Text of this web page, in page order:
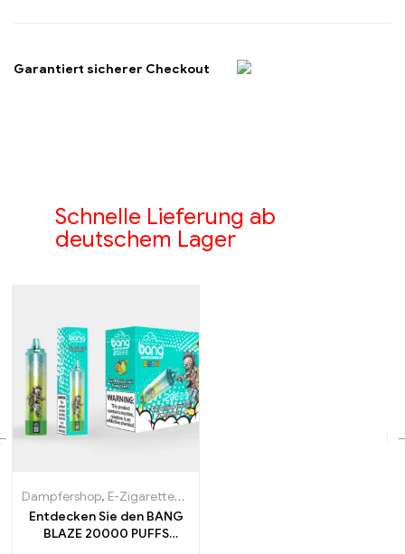
Garantiert sicherer Checkout
Schnelle Lieferung ab
deutschem Lager
Dampfershop, E-Zigaretten Großhandel
Entdecken Sie den BANG
BLAZE 20000 PUFFS